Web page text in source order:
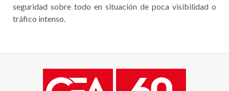
seguridad sobre todo en situación de poca visibilidad o
tráfico intenso.